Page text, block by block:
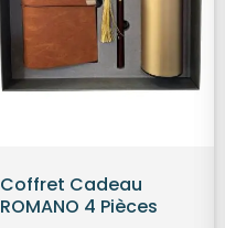
Coffret Cadeau
ROMANO 4 Pièces